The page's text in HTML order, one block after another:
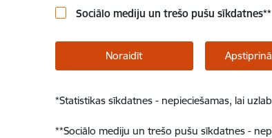
Sociālo mediju un trešo pušu sīkdatnes**
Noraidīt
*Statistikas sīkdatnes - nepieciešamas, lai
**Sociālo mediju un trešo pušu sīkdatnes -